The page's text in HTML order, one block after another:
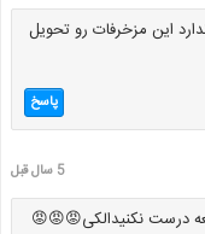
این مزخرفات رو تحویل
پاسخ
5 سال قبل
درست نکنیدالکی😡😡😡